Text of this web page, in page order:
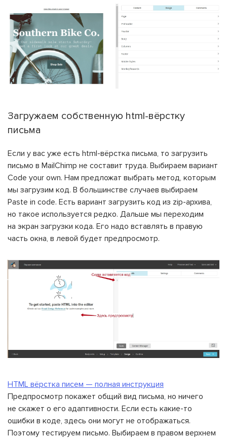
Загружаем собственную html-вёрстку
письма
Если у вас уже есть html-вёрстка письма, то загрузить
письмо в MailСhimp не составит труда. Выбираем вариант
Code your own. Нам предложат выбрать метод, которым
мы загрузим код. В большинстве случаев выбираем
Paste in code. Есть вариант загрузить код из zip-архива,
но такое используется редко. Дальше мы переходим
на экран загрузки кода. Его надо вставлять в правую
часть окна, в левой будет предпросмотр.
HTML вёрстка писем — полная инструкция
Предпросмотр покажет общий вид письма, но ничего
не скажет о его адаптивности. Если есть какие-то
ошибки в коде, здесь они могут не отображаться.
Поэтому тестируем письмо. Выбираем в правом верхнем